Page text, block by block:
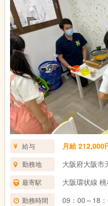
給与 月給 212,000
勤務地 大阪府大阪市
最寄駅 大阪環状線
勤務時間
09：00～18：